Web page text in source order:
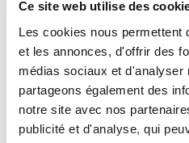
Ce site web utilise des
Les cookies nous permettent
et les annonces, d'offrir des
médias sociaux et d'analyser
partageons également des
notre site avec nos
publicité et d'analyse, qui
LES